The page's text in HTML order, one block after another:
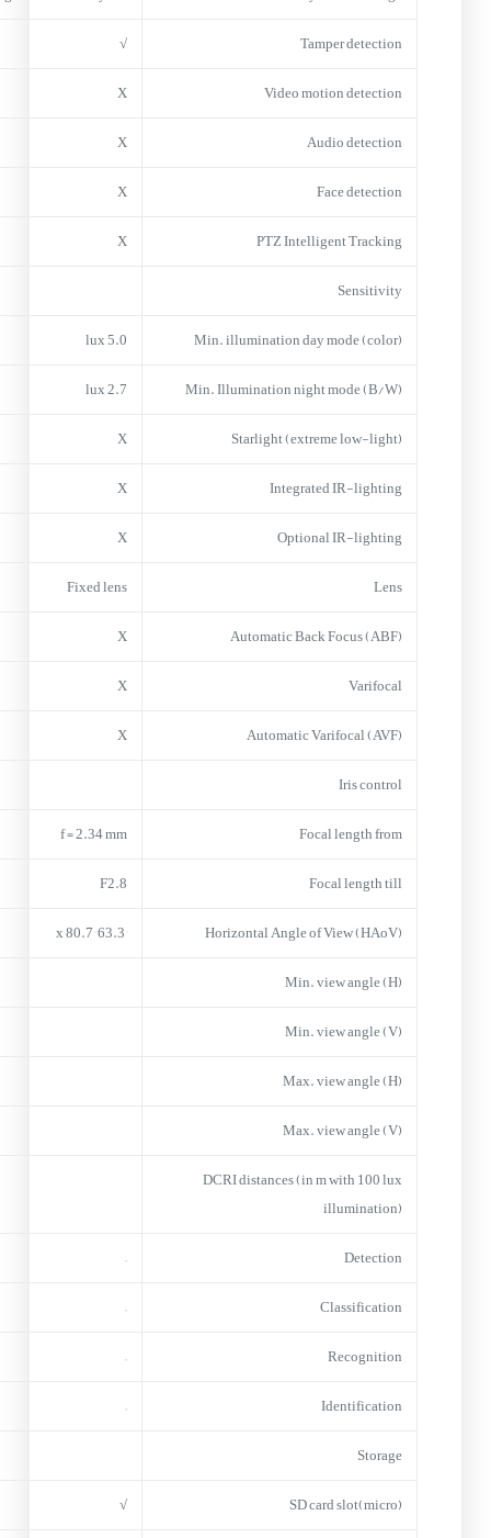
Tamper detection
√
Video motion detection
X
Audio detection
X
Face detection
X
PTZ Intelligent Tracking
X
Sensitivity
Min. illumination day mode (color)
5.0 lux
Min. Illumination night mode (B/W)
2.7 lux
Starlight (extreme low-light)
X
Integrated IR-lighting
X
Optional IR-lighting
X
Lens
Fixed lens
Automatic Back Focus (ABF)
X
Varifocal
X
Automatic Varifocal (AVF)
X
Iris control
Focal length from
f = 2.34 mm
Focal length till
F2.8
Horizontal Angle of View (HAoV)
63.3° x 80.7°
Min. view angle (H)
Min. view angle (V)
Max. view angle (H)
Max. view angle (V)
DCRI distances (in m with 100 lux
illumination)
Detection
–
Classification
–
Recognition
–
Identification
–
Storage
(micro)SD card slot
√